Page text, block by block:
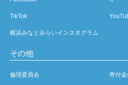
TikTok
横浜みなとみらいインスタグラム
その他
倫理委員会 寄付